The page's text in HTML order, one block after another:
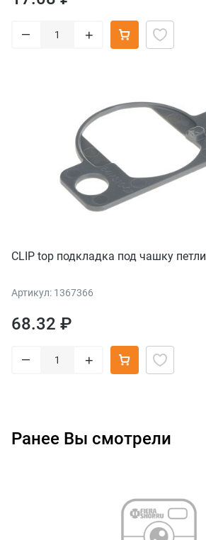
– +
CLIP top подкладка под чашку петли
Артикул: 1367366
68.32 ₽
– +
Ранее Вы смотрели